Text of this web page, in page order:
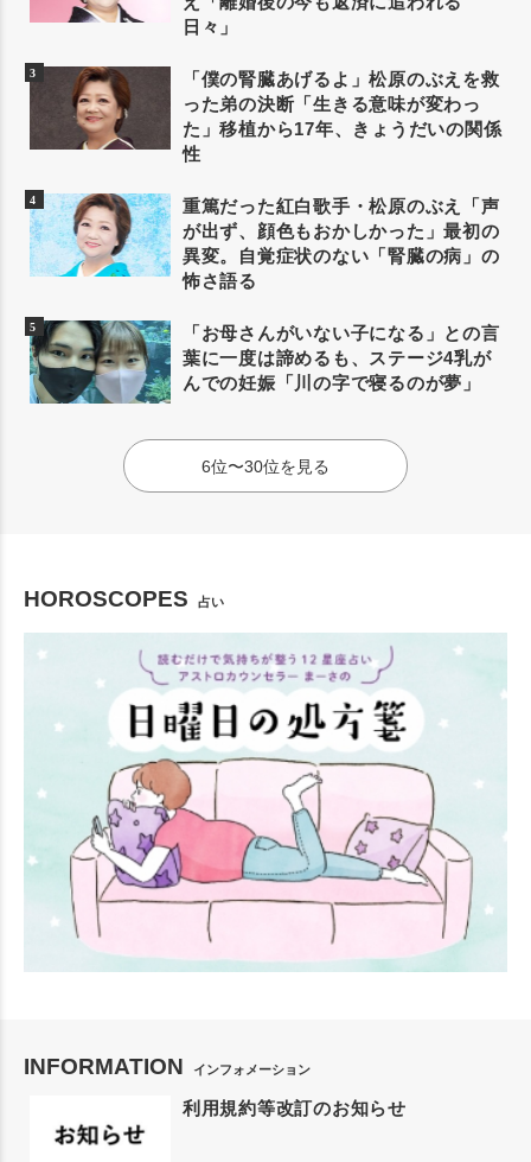
日々」
「僕の腎臓あげるよ」松原のぶえを救
った弟の決断「生きる意味が変わっ
た」移植から17年、きょうだいの関係
性
重篤だった紅白歌手・松原のぶえ「声
が出ず、顔色もおかしかった」最初の
異変。自覚症状のない「腎臓の病」の
怖さ語る
「お母さんがいない子になる」との言
葉に一度は諦めるも、ステージ4乳が
んでの妊娠「川の字で寝るのが夢」
6位〜30位を見る
HOROSCOPES 占い
INFORMATION インフォメーション
利用規約等改訂のお知らせ